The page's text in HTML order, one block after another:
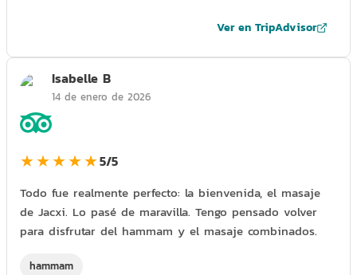
Ver en TripAdvisor
Isabelle B
14 de enero de 2026
★★★★★5/5
Todo fue realmente perfecto: la bienvenida, el masaje
de Jacxi. Lo pasé de maravilla. Tengo pensado volver
para disfrutar del hammam y el masaje combinados.
hammam